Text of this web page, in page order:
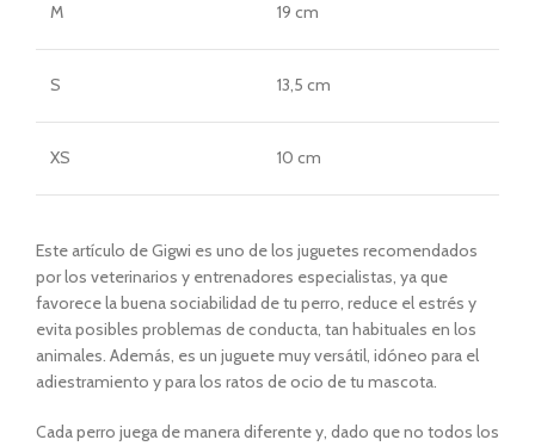
M 19 cm
S 13,5 cm
XS 10 cm
Este artículo de Gigwi es uno de los juguetes recomendados
por los veterinarios y entrenadores especialistas, ya que
favorece la buena sociabilidad de tu perro, reduce el estrés y
evita posibles problemas de conducta, tan habituales en los
animales. Además, es un juguete muy versátil, idóneo para el
adiestramiento y para los ratos de ocio de tu mascota.
Cada perro juega de manera diferente y, dado que no todos los